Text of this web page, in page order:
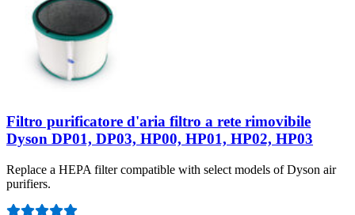
Filtro purificatore d'aria filtro a rete rimovibile
Dyson DP01, DP03, HP00, HP01, HP02, HP03
Replace a HEPA filter compatible with select models of Dyson air
purifiers.